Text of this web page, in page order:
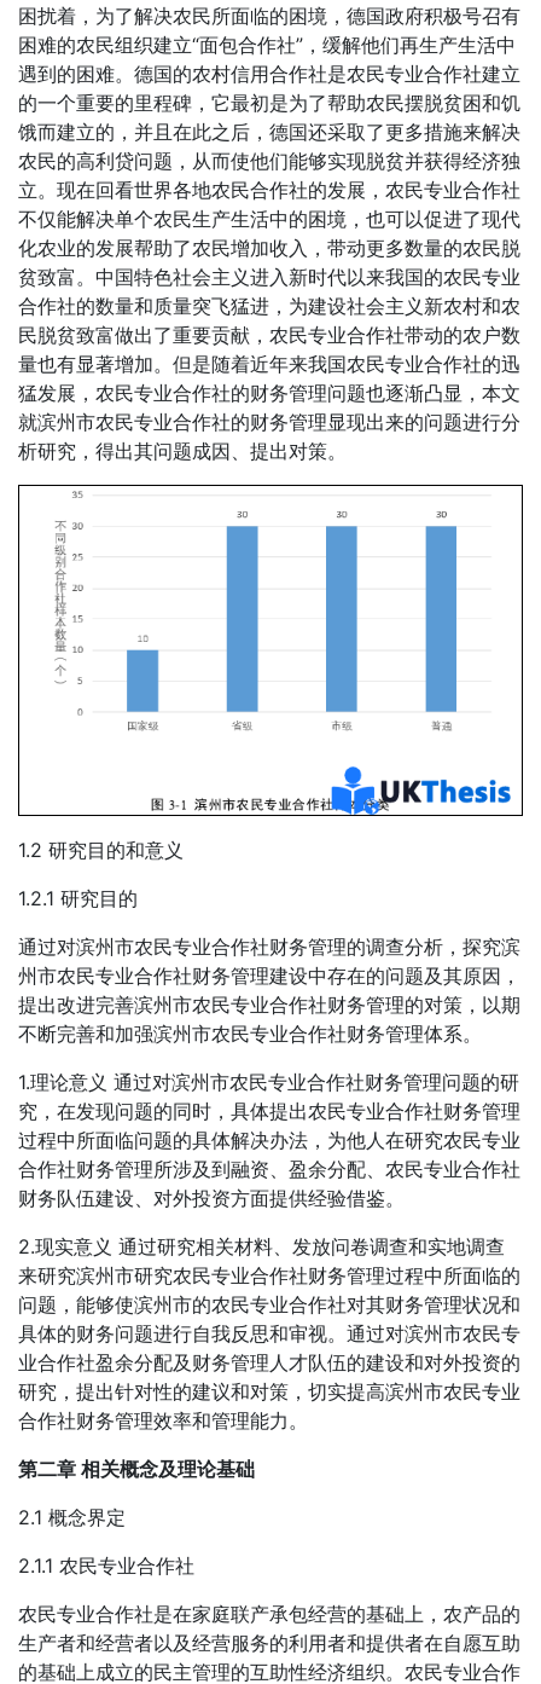
困扰着，为了解决农民所面临的困境，德国政府积极号召有
困难的农民组织建立“面包合作社”，缓解他们再生产生活中
遇到的困难。德国的农村信用合作社是农民专业合作社建立
的一个重要的里程碑，它最初是为了帮助农民摆脱贫困和饥
饿而建立的，并且在此之后，德国还采取了更多措施来解决
农民的高利贷问题，从而使他们能够实现脱贫并获得经济独
立。现在回看世界各地农民合作社的发展，农民专业合作社
不仅能解决单个农民生产生活中的困境，也可以促进了现代
化农业的发展帮助了农民增加收入，带动更多数量的农民脱
贫致富。中国特色社会主义进入新时代以来我国的农民专业
合作社的数量和质量突飞猛进，为建设社会主义新农村和农
民脱贫致富做出了重要贡献，农民专业合作社带动的农户数
量也有显著增加。但是随着近年来我国农民专业合作社的迅
猛发展，农民专业合作社的财务管理问题也逐渐凸显，本文
就滨州市农民专业合作社的财务管理显现出来的问题进行分
析研究，得出其问题成因、提出对策。
1.2 研究目的和意义
1.2.1 研究目的
通过对滨州市农民专业合作社财务管理的调查分析，探究滨
州市农民专业合作社财务管理建设中存在的问题及其原因，
提出改进完善滨州市农民专业合作社财务管理的对策，以期
不断完善和加强滨州市农民专业合作社财务管理体系。
1.理论意义 通过对滨州市农民专业合作社财务管理问题的研
究，在发现问题的同时，具体提出农民专业合作社财务管理
过程中所面临问题的具体解决办法，为他人在研究农民专业
合作社财务管理所涉及到融资、盈余分配、农民专业合作社
财务队伍建设、对外投资方面提供经验借鉴。
2.现实意义 通过研究相关材料、发放问卷调查和实地调查
来研究滨州市研究农民专业合作社财务管理过程中所面临的
问题，能够使滨州市的农民专业合作社对其财务管理状况和
具体的财务问题进行自我反思和审视。通过对滨州市农民专
业合作社盈余分配及财务管理人才队伍的建设和对外投资的
研究，提出针对性的建议和对策，切实提高滨州市农民专业
合作社财务管理效率和管理能力。
第二章 相关概念及理论基础
2.1 概念界定
2.1.1 农民专业合作社
农民专业合作社是在家庭联产承包经营的基础上，农产品的
生产者和经营者以及经营服务的利用者和提供者在自愿互助
的基础上成立的民主管理的互助性经济组织。农民专业合作